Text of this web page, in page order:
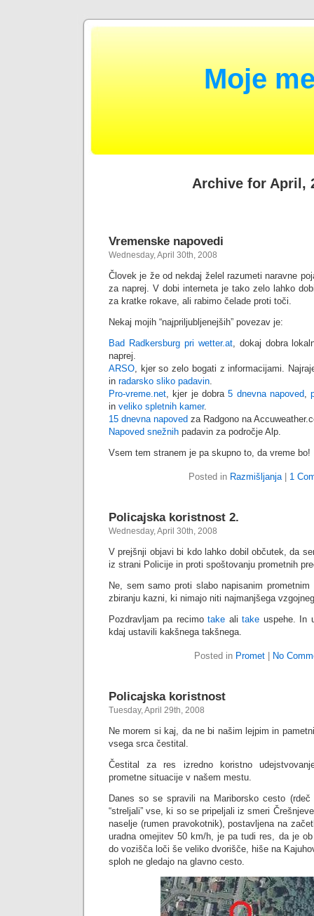
Moje
Archive for April,
Vremenske napovedi
Wednesday, April 30th, 2008
Človek je že od nekdaj želel razumeti naravne
za naprej. V dobi interneta je tako zelo lahko
za kratke rokave, ali rabimo čelade proti toči.
Nekaj mojih “najpriljubljenejših” povezav je:
Bad Radkersburg pri wetter.at, dokaj dobra
naprej.
ARSO, kjer so zelo bogati z informacijami.
in radarsko sliko padavin.
Pro-vreme.net, kjer je dobra5 dnevna napoved,
in veliko spletnih kamer.
15 dnevna napoved za Radgono na
Napoved snežnih padavin za področje Alp.
Vsem tem stranem je pa skupno to, da vreme bo!
Posted in Razmišljanja| 1
Policajska koristnost 2.
Wednesday, April 30th, 2008
V prejšnji objavi bi kdo lahko dobil občutek, da
iz strani Policije in proti spoštovanju prometnih
Ne, sem samo proti slabo napisanim
zbiranju kazni, ki nimajo niti najmanjšega
Pozdravljam pa recimotake alitake uspehe. In
kdaj ustavili kakšnega takšnega.
Posted in Promet No
Policajska koristnost
Tuesday, April 29th, 2008
Ne morem si kaj, da ne bi našim lejpim in
vsega srca čestital.
Čestital za res izredno koristno
prometne situacije v našem mestu.
Danes so se spravili na Mariborsko cesto
“streljali” vse, ki so se pripeljali iz smeri
naselje (rumen pravokotnik), postavljena na
uradna omejitev 50 km/h, je pa tudi res, da je
do vozišča loči še veliko dvorišče, hiše na
sploh ne gledajo na glavno cesto.